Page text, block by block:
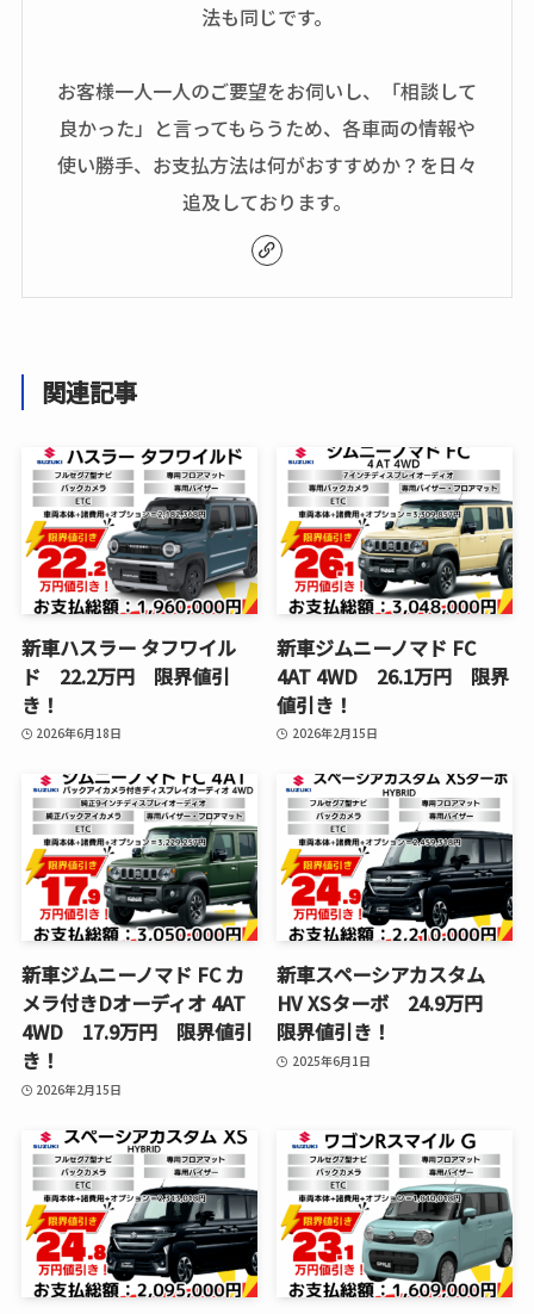
法も同じです。
お客様一人一人のご要望をお伺いし、「相談して
良かった」と言ってもらうため、各車両の情報や
使い勝手、お支払方法は何がおすすめか？を日々
追及しております。
関連記事
新車ハスラー タフワイル
ド 22.2万円 限界値引
き！
2026年6月18日
新車ジムニーノマド FC
4AT 4WD 26.1万円 限界
値引き！
2026年2月15日
新車ジムニーノマド FC カ
メラ付きDオーディオ 4AT
4WD 17.9万円 限界値引
き！
2026年2月15日
新車スペーシアカスタム
HV XSターボ 24.9万円
限界値引き！
2025年6月1日